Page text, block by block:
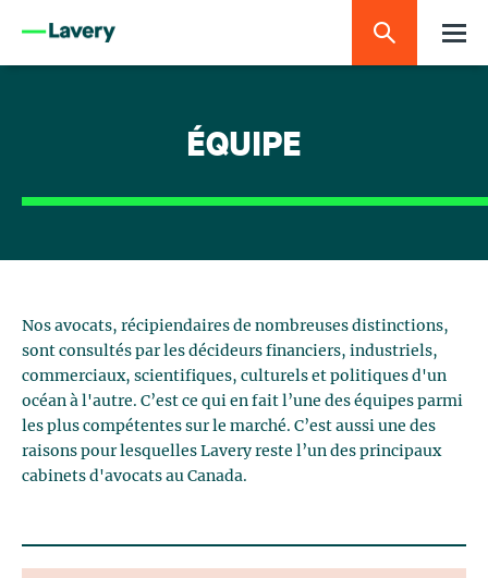
ÉQUIPE
Nos avocats, récipiendaires de nombreuses distinctions,
sont consultés par les décideurs financiers, industriels,
commerciaux, scientifiques, culturels et politiques d'un
océan à l'autre. C’est ce qui en fait l’une des équipes parmi
les plus compétentes sur le marché. C’est aussi une des
raisons pour lesquelles Lavery reste l’un des principaux
cabinets d'avocats au Canada.